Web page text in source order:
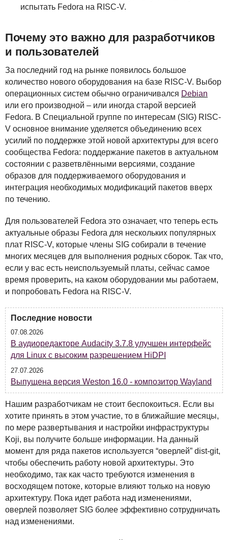
испытать Fedora на RISC-V.
Почему это важно для разработчиков
и пользователей
За последний год на рынке появилось большое
количество нового оборудования на базе RISC-V. Выбор
операционных систем обычно ограничивался Debian
или его производной – или иногда старой версией
Fedora. В Специальной группе по интересам (SIG) RISC-
V основное внимание уделяется объединению всех
усилий по поддержке этой новой архитектуры для всего
сообщества Fedora: поддержание пакетов в актуальном
состоянии с разветвлёнными версиями, создание
образов для поддерживаемого оборудования и
интеграция необходимых модификаций пакетов вверх
по течению.
Для пользователей Fedora это означает, что теперь есть
актуальные образы Fedora для нескольких популярных
плат RISC-V, которые члены SIG собирали в течение
многих месяцев для выполнения родных сборок. Так что,
если у вас есть неиспользуемый платы, сейчас самое
время проверить, на каком оборудовании мы работаем,
и попробовать Fedora на RISC-V.
Последние новости
07.08.2026
В аудиоредакторе Audacity 3.7.8 улучшен интерфейс
для Linux с высоким разрешением HiDPI
27.07.2026
Выпущена версия Weston 16.0 - композитор Wayland
Нашим разработчикам не стоит беспокоиться. Если вы
хотите принять в этом участие, то в ближайшие месяцы,
по мере развертывания и настройки инфраструктуры
Koji, вы получите больше информации. На данный
момент для ряда пакетов используется “оверлей” dist-git,
чтобы обеспечить работу новой архитектуры. Это
необходимо, так как часто требуются изменения в
восходящем потоке, которые влияют только на новую
архитектуру. Пока идет работа над изменениями,
оверлей позволяет SIG более эффективно сотрудничать
над изменениями.